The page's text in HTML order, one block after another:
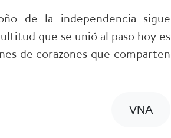
de la independencia sigue
que se unió al paso hoy es
de corazones que comparten
VNA